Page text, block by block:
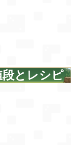
とレシピ